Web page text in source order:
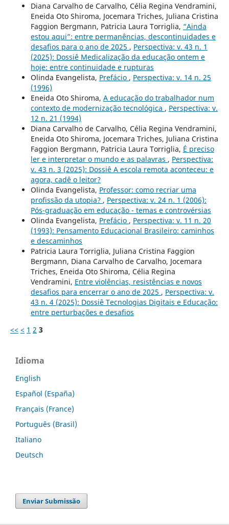
Diana Carvalho de Carvalho, Célia Regina Vendramini,
Eneida Oto Shiroma, Jocemara Triches, Juliana Cristina
Faggion Bergmann, Patricia Laura Torriglia, “Ainda
estou aqui”: entre permanências, descontinuidades e
desafios para o ano de 2025 , Perspectiva: v. 43 n. 1
(2025): Dossiê Medicalização da educação ontem e
hoje: entre continuidade e rupturas
Olinda Evangelista, Prefácio , Perspectiva: v. 14 n. 25
(1996)
Eneida Oto Shiroma, A educação do trabalhador num
contexto de modernização tecnológica , Perspectiva: v.
12 n. 21 (1994)
Diana Carvalho de Carvalho, Célia Regina Vendramini,
Eneida Oto Shiroma, Jocemara Triches, Juliana Cristina
Faggion Bergmann, Patricia Laura Torriglia, É preciso
ler e interpretar o mundo e as palavras , Perspectiva:
v. 43 n. 3 (2025): Dossiê A escola remota aconteceu: e
agora, cadê o leitor?
Olinda Evangelista, Professor: como recriar uma
profissão da utopia? , Perspectiva: v. 24 n. 1 (2006):
Pós-graduação em educação - temas e controvérsias
Olinda Evangelista, Prefácio , Perspectiva: v. 11 n. 20
(1993): Pensamento Educacional Brasileiro: caminhos
e descaminhos
Patricia Laura Torriglia, Juliana Cristina Faggion
Bergmann, Diana Carvalho de Carvalho, Jocemara
Triches, Eneida Oto Shiroma, Célia Regina
Vendramini, Entre violências, resistências e novos
desafios para encerrar o ano de 2025 , Perspectiva: v.
43 n. 4 (2025): Dossiê Tecnologias Digitais e Educação:
entre perturbações e desafios
<< < 1 2 3
Idioma
English
Español (España)
Français (France)
Português (Brasil)
Italiano
Deutsch
Enviar Submissão